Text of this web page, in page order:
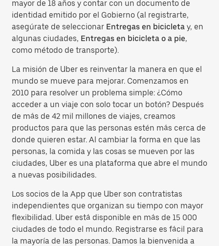
mayor de 18 años y contar con un documento de
identidad emitido por el Gobierno (al registrarte,
asegúrate de seleccionar Entregas en bicicleta y, en
algunas ciudades, Entregas en bicicleta o a pie,
como método de transporte).
La misión de Uber es reinventar la manera en que el
mundo se mueve para mejorar. Comenzamos en
2010 para resolver un problema simple: ¿Cómo
acceder a un viaje con solo tocar un botón? Después
de más de 42 mil millones de viajes, creamos
productos para que las personas estén más cerca de
donde quieren estar. Al cambiar la forma en que las
personas, la comida y las cosas se mueven por las
ciudades, Uber es una plataforma que abre el mundo
a nuevas posibilidades.
Los socios de la App que Uber son contratistas
independientes que organizan su tiempo con mayor
flexibilidad. Uber está disponible en más de 15 000
ciudades de todo el mundo. Registrarse es fácil para
la mayoría de las personas. Damos la bienvenida a